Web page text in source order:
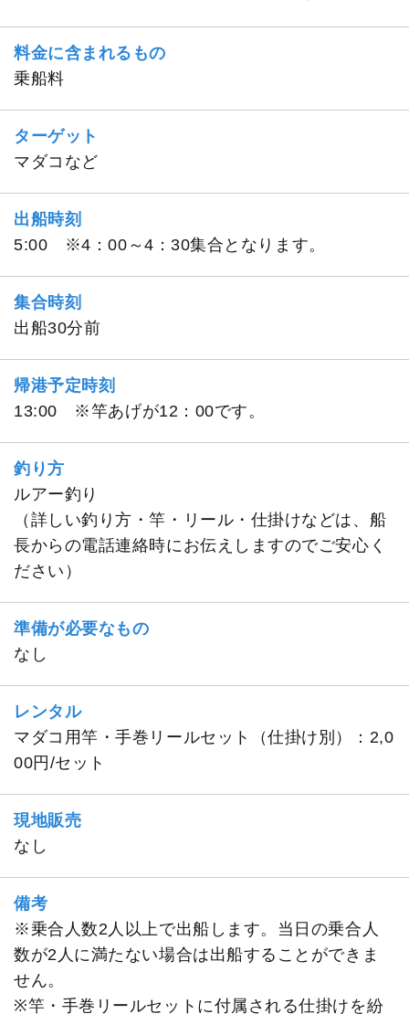
料金に含まれるもの
乗船料
ターゲット
マダコなど
出船時刻
5:00 ※4：00～4：30集合となります。
集合時刻
出船30分前
帰港予定時刻
13:00 ※竿あげが12：00です。
釣り方
ルアー釣り
（詳しい釣り方・竿・リール・仕掛けなどは、船
長からの電話連絡時にお伝えしますのでご安心く
ださい）
準備が必要なもの
なし
レンタル
マダコ用竿・手巻リールセット（仕掛け別）：2,0
00円/セット
現地販売
なし
備考
※乗合人数2人以上で出船します。当日の乗合人
数が2人に満たない場合は出船することができま
せん。
※竿・手巻リールセットに付属される仕掛けを紛